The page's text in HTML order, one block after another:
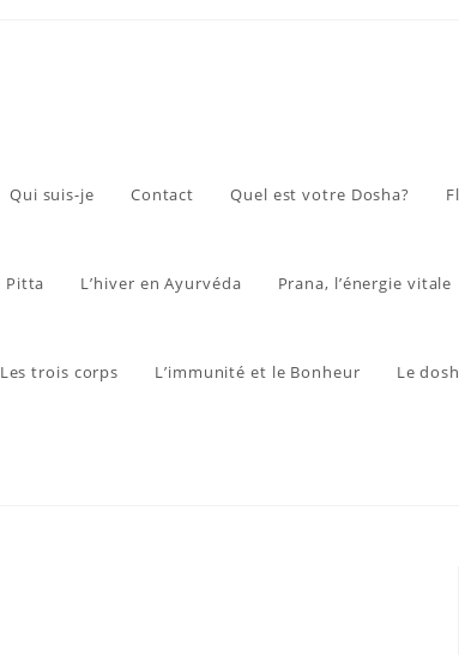
Qui suis-je Contact Quel est votre Dosha?
Pitta L’hiver en Ayurvéda Prana, l’énergie vitale
Les trois corps L’immunité et le Bonheur Le